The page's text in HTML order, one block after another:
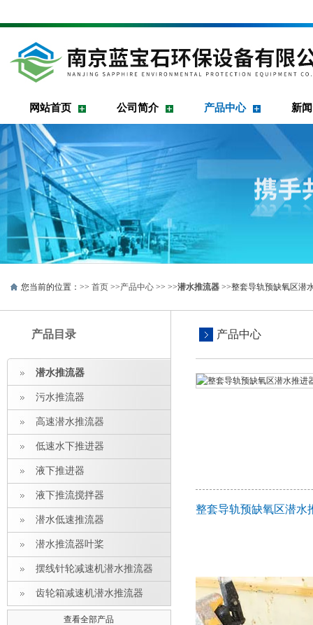
网站首页 公司简介 产品中心 新
您当前的位置：>> 首页 >>产品中心 >> >>潜水推流器 >>整套导轨预缺氧区潜
产品目录
潜水推流器
污水推流器
高速潜水推流器
低速水下推进器
液下推进器
液下推流搅拌器
潜水低速推流器
潜水推流器叶桨
摆线针轮减速机潜水推流器
齿轮箱减速机潜水推流器
查看全部产品
产品中心
整套导轨预缺氧区潜水